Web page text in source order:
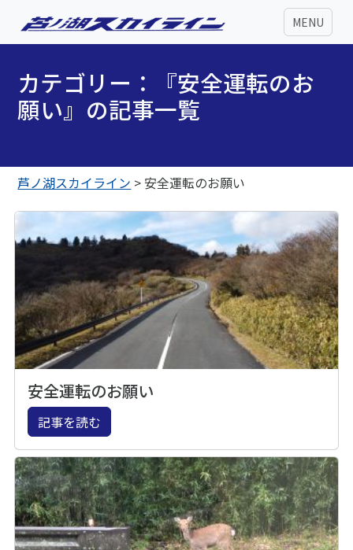
MENU
カテゴリー：『安全運転のお
願い』の記事一覧
芦ノ湖スカイライン > 安全運転のお願い
安全運転のお願い
記事を読む